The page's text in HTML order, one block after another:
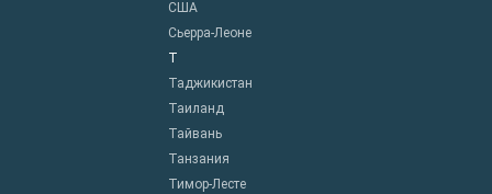
США
Сьерра-Леоне
Т
Таджикистан
Таиланд
Тайвань
Танзания
Тимор-Лесте